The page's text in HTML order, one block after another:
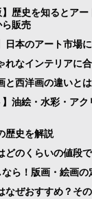
】歴史を知るとア
販売
日本のアート市場
れなインテリアに
と西洋画の違いと
】油絵・水彩・ア
歴史を解説
どのくらいの値段
ら！版画・絵画の
なぜおすすめ？そ